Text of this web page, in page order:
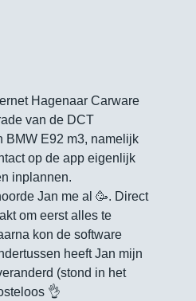
Hagenaar Carware
van de DCT
BMW E92 m3, namelijk
op de app eigenlijk
inplannen.
Jan me al 🥳. Direct
om eerst alles te
kon de software
heeft Jan mijn
(stond in het
👌